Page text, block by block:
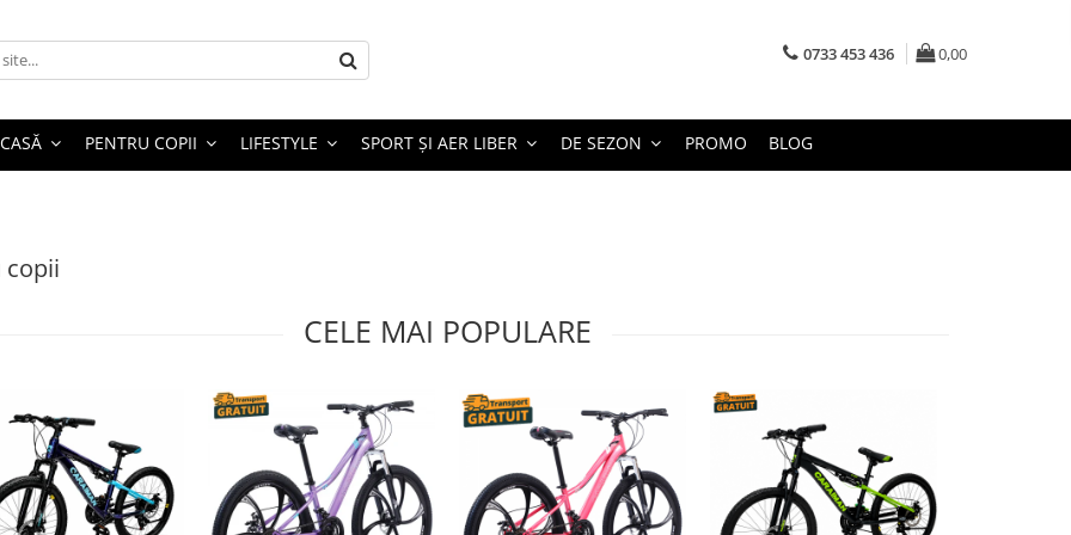
0733 453 436 0,00
PENTRU COPII LIFESTYLE SPORT ȘI AER LIBER DE SEZON PROMO BLOG
copii
CELE MAI POPULARE